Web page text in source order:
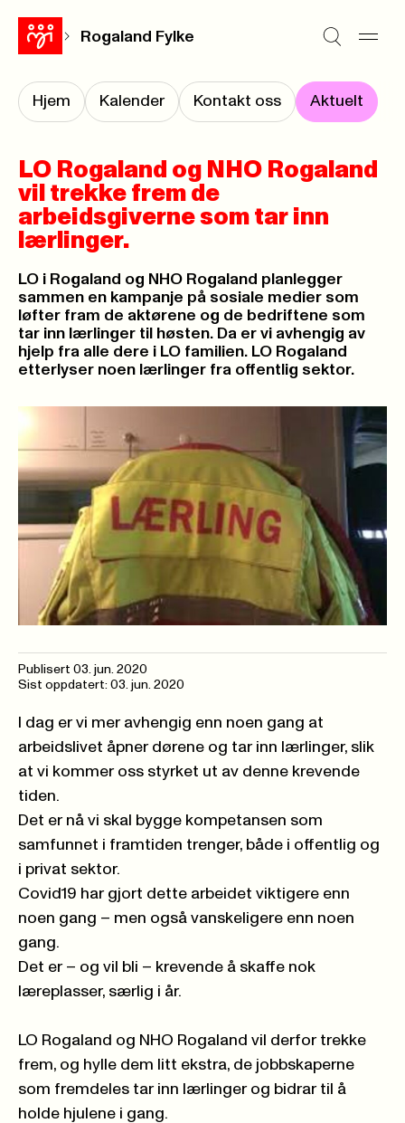
Rogaland Fylke
Hjem Kalender Kontakt oss Aktuelt
LO Rogaland og NHO Rogaland
vil trekke frem de
arbeidsgiverne som tar inn
lærlinger.
LO i Rogaland og NHO Rogaland planlegger
sammen en kampanje på sosiale medier som
løfter fram de aktørene og de bedriftene som
tar inn lærlinger til høsten. Da er vi avhengig av
hjelp fra alle dere i LO familien. LO Rogaland
etterlyser noen lærlinger fra offentlig sektor.
Publisert 03. jun. 2020
Sist oppdatert: 03. jun. 2020
I dag er vi mer avhengig enn noen gang at
arbeidslivet åpner dørene og tar inn lærlinger, slik
at vi kommer oss styrket ut av denne krevende
tiden.
Det er nå vi skal bygge kompetansen som
samfunnet i framtiden trenger, både i offentlig og
i privat sektor.
Covid19 har gjort dette arbeidet viktigere enn
noen gang – men også vanskeligere enn noen
gang.
Det er – og vil bli – krevende å skaffe nok
læreplasser, særlig i år.
LO Rogaland og NHO Rogaland vil derfor trekke
frem, og hylle dem litt ekstra, de jobbskaperne
som fremdeles tar inn lærlinger og bidrar til å
holde hjulene i gang.